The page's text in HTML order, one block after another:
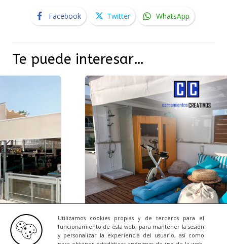
Utilizamos cookies propias y de terceros para el
funcionamiento de esta web, para mantener la sesión
y personalizar la experiencia del usuario, así como
Facebook Twitter WhatsApp
Te puede interesar…
NOTICIAS 23/07/2026